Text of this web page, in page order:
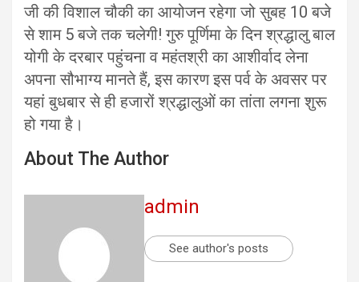
जी की विशाल चौकी का आयोजन रहेगा जो सुबह 10 बजे
से शाम 5 बजे तक चलेगी! गुरु पूर्णिमा के दिन श्रद्धालु बाल
योगी के दरबार पहुंचना व महंतश्री का आशीर्वाद लेना
अपना सौभाग्य मानते हैं, इस कारण इस पर्व के अवसर पर
यहां बुधबार से ही हजारों श्रद्धालुओं का तांता लगना शुरू
हो गया है।
About The Author
admin
See author's posts